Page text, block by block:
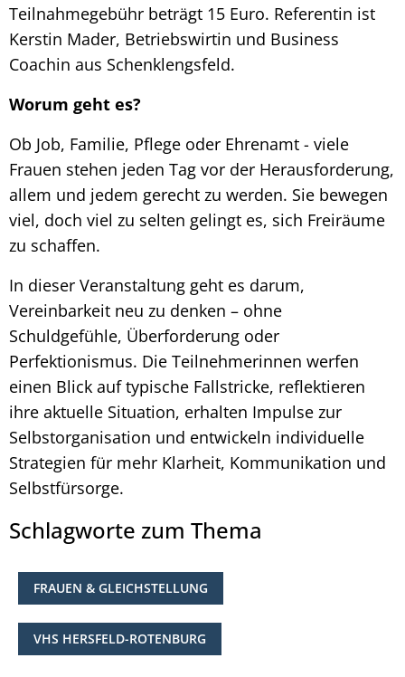
Teilnahmegebühr beträgt 15 Euro. Referentin ist
Kerstin Mader, Betriebswirtin und Business
Coachin aus Schenklengsfeld.
Worum geht es?
Ob Job, Familie, Pflege oder Ehrenamt - viele
Frauen stehen jeden Tag vor der Herausforderung,
allem und jedem gerecht zu werden. Sie bewegen
viel, doch viel zu selten gelingt es, sich Freiräume
zu schaffen.
In dieser Veranstaltung geht es darum,
Vereinbarkeit neu zu denken – ohne
Schuldgefühle, Überforderung oder
Perfektionismus. Die Teilnehmerinnen werfen
einen Blick auf typische Fallstricke, reflektieren
ihre aktuelle Situation, erhalten Impulse zur
Selbstorganisation und entwickeln individuelle
Strategien für mehr Klarheit, Kommunikation und
Selbstfürsorge.
Schlagworte zum Thema
FRAUEN & GLEICHSTELLUNG
VHS HERSFELD-ROTENBURG